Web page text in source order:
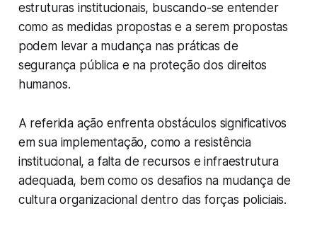
estruturas institucionais, buscando-se entender
como as medidas propostas e a serem propostas
podem levar a mudança nas práticas de
segurança pública e na proteção dos direitos
humanos.
A referida ação enfrenta obstáculos significativos
em sua implementação, como a resistência
institucional, a falta de recursos e infraestrutura
adequada, bem como os desafios na mudança de
cultura organizacional dentro das forças policiais.